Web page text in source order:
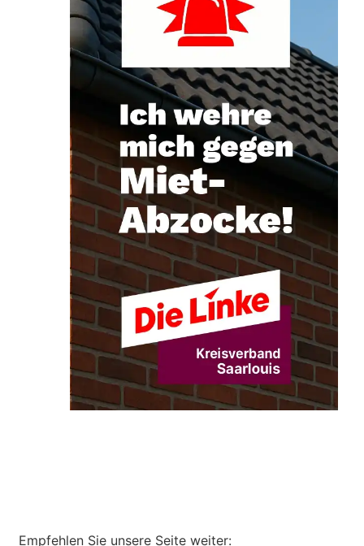
Empfehlen Sie unsere Seite weiter: